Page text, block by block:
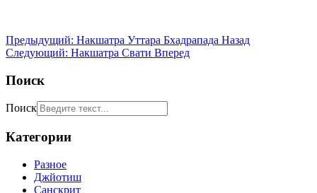
Предыдущий: Накшатра Уттара Бхадрапада Назад
Следующий: Накшатра Свати Вперед
Поиск
Поиск
Категории
Разное
Джйотиш
Санскрит